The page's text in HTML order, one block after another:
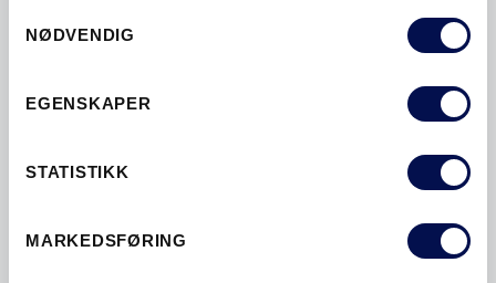
Selection
NØDVENDIG
EGENSKAPER
STATISTIKK
MARKEDSFØRING
NYHETER